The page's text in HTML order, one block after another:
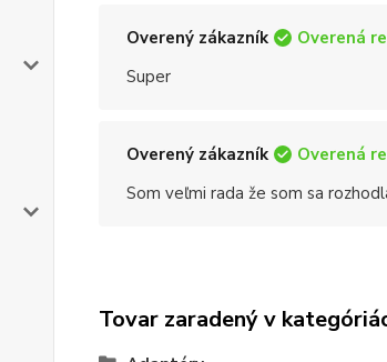
Overený zákazník Overená
Super
Overený zákazník Overená
Som veľmi rada že som sa
Tovar zaradený v